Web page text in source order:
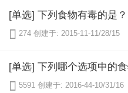
[单选] 下列食物有毒的是？
 274 创建于: 2015-11-11/28/15
[单选] 下列哪个选项中的食
 5591 创建于: 2016-44-10/31/16